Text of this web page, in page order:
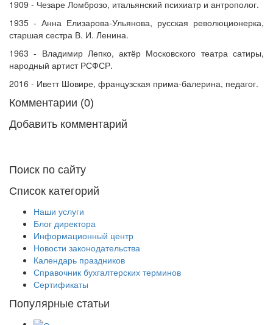
1909 - Чезаре Ломброзо, итальянский психиатр и антрополог.
1935 - Анна Елизарова-Ульянова, русская революционерка,
старшая сестра В. И. Ленина.
1963 - Владимир Лепко, актёр Московского театра сатиры,
народный артист РСФСР.
2016 - Иветт Шовире, французская прима-балерина, педагог.
Комментарии (0)
Добавить комментарий
Поиск по сайту
Список категорий
Наши услуги
Блог директора
Информационный центр
Новости законодательства
Календарь праздников
Справочник бухгалтерских терминов
Сертификаты
Популярные статьи